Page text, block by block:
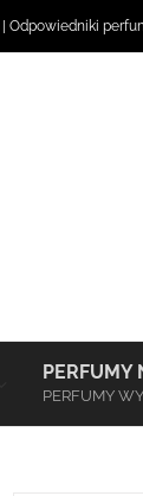
Odpowiedniki
PERFUMY
PERFUMY